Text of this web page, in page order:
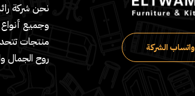
نحن شركة
وجميع أنواع
منتجات
روح الجمال
واتساب الشركة